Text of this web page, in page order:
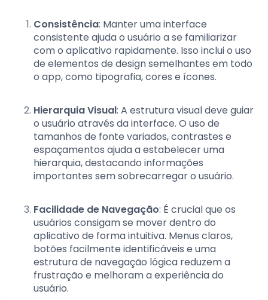
Consistência: Manter uma interface
consistente ajuda o usuário a se familiarizar
com o aplicativo rapidamente. Isso inclui o uso
de elementos de design semelhantes em todo
o app, como tipografia, cores e ícones.
Hierarquia Visual: A estrutura visual deve guiar
o usuário através da interface. O uso de
tamanhos de fonte variados, contrastes e
espaçamentos ajuda a estabelecer uma
hierarquia, destacando informações
importantes sem sobrecarregar o usuário.
Facilidade de Navegação: É crucial que os
usuários consigam se mover dentro do
aplicativo de forma intuitiva. Menus claros,
botões facilmente identificáveis e uma
estrutura de navegação lógica reduzem a
frustração e melhoram a experiência do
usuário.